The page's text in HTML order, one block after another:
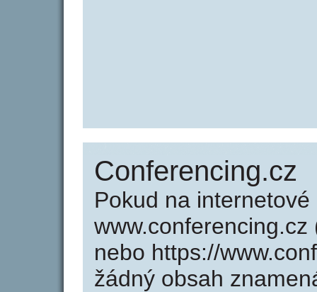
Conferencing.cz
Pokud na internetové
nebo https://
žádný obsah